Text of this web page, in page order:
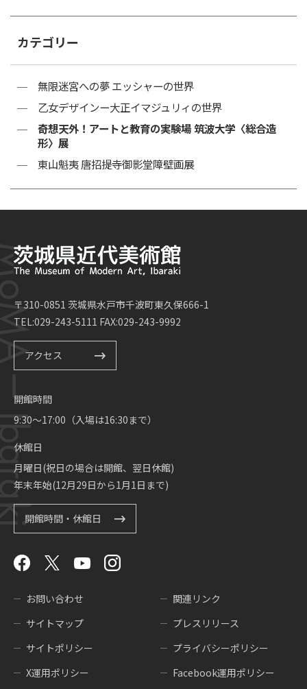
カテゴリー
無限迷宮への夢 エッシャーの世界
乙女デザインー大正イマジュリィの世界
奇想天外！アートと教育の実験場 筑波大学〈総合造
形〉展
東山魁夷 唐招提寺御影堂障壁画展
〒310-0851 茨城県水戸市千波町東久保666-1
TEL:029-243-5111 FAX:029-243-9992
アクセス
開館時間
9:30～17:00（入場は16:30まで）
休館日
月曜日(祝日の場合は開館、翌日休館)
年末年始(12月29日から1月1日まで)
開館時間・休館日
お問い合わせ
関連リンク
サイトマップ
プレスリリース
サイトポリシー
プライバシーポリシー
X運用ポリシー
Facebook運用ポリシー